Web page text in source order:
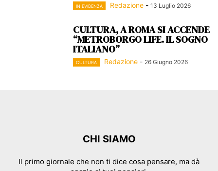
IN EVIDENZA Redazione - 13 Luglio 2026
CULTURA, A ROMA SI ACCENDE
“METROBORGO LIFE. IL SOGNO
ITALIANO”
CULTURA Redazione - 26 Giugno 2026
CHI SIAMO
Il primo giornale che non ti dice cosa pensare, ma dà